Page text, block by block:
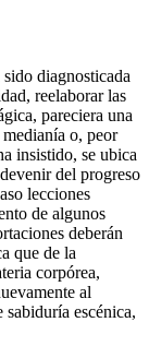
diagnosticada
reelaborar las
pareciera una
medianía o, peor
insistido, se ubica
del progreso
lecciones
de algunos
deberán
que de la
corpórea,
al
escénica,